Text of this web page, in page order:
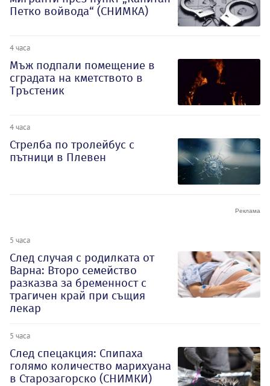
Петко войвода“ (СНИМКА)
4 часа
Мъж подпали помещение в
сградата на кметството в
Тръстеник
4 часа
Стрелба по тролейбус с
пътници в Плевен
5 часа
След случая с родилката от
Варна: Второ семейство
разказва за бременност с
трагичен край при същия
лекар
5 часа
След спецакция: Спипаха
голямо количество марихуана
в Старозагорско (СНИМКИ)